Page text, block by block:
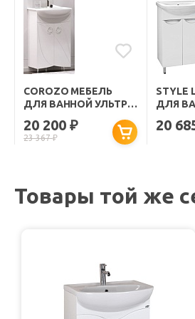
COROZO МЕБЕЛЬ
ДЛЯ ВАННОЙ УЛЬТРА
ФЛОРА 55 NEW
20 200₽
23 367₽
STYLE
ДЛЯ
20
Товары той же